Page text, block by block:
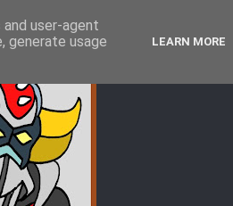
user-agent
generate usage
LEARN MORE